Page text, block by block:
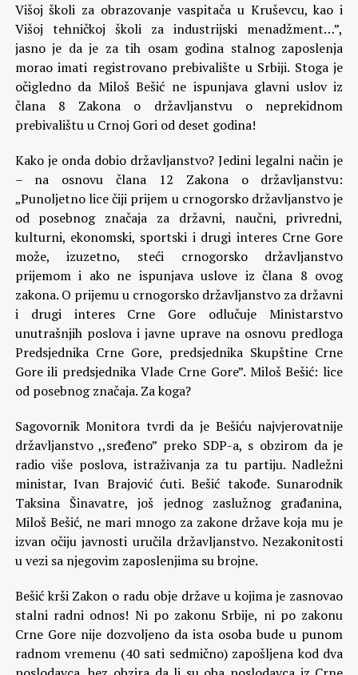
Višoj školi za obrazovanje vaspitača u Kruševcu, kao i
Višoj tehničkoj školi za industrijski menadžment…”,
jasno je da je za tih osam godina stalnog zaposlenja
morao imati registrovano prebivalište u Srbiji. Stoga je
očigledno da Miloš Bešić ne ispunjava glavni uslov iz
člana 8 Zakona o državljanstvu o neprekidnom
prebivalištu u Crnoj Gori od deset godina!
Kako je onda dobio državljanstvo? Jedini legalni način je
– na osnovu člana 12 Zakona o državljanstvu:
„Punoljetno lice čiji prijem u crnogorsko državljanstvo je
od posebnog značaja za državni, naučni, privredni,
kulturni, ekonomski, sportski i drugi interes Crne Gore
može, izuzetno, steći crnogorsko državljanstvo
prijemom i ako ne ispunjava uslove iz člana 8 ovog
zakona. O prijemu u crnogorsko državljanstvo za državni
i drugi interes Crne Gore odlučuje Ministarstvo
unutrašnjih poslova i javne uprave na osnovu predloga
Predsjednika Crne Gore, predsjednika Skupštine Crne
Gore ili predsjednika Vlade Crne Gore”. Miloš Bešić: lice
od posebnog značaja. Za koga?
Sagovornik Monitora tvrdi da je Bešiću najvjerovatnije
državljanstvo ,,sređeno” preko SDP-a, s obzirom da je
radio više poslova, istraživanja za tu partiju. Nadležni
ministar, Ivan Brajović ćuti. Bešić takođe. Sunarodnik
Taksina Šinavatre, još jednog zaslužnog građanina,
Miloš Bešić, ne mari mnogo za zakone države koja mu je
izvan očiju javnosti uručila državljanstvo. Nezakonitosti
u vezi sa njegovim zaposlenjima su brojne.
Bešić krši Zakon o radu obje države u kojima je zasnovao
stalni radni odnos! Ni po zakonu Srbije, ni po zakonu
Crne Gore nije dozvoljeno da ista osoba bude u punom
radnom vremenu (40 sati sedmično) zapošljena kod dva